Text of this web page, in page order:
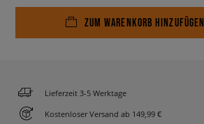
ZUM WARENKORB HINZUFÜGEN
Lieferzeit 3-5 Werktage
Kostenloser Versand ab 149,99 €